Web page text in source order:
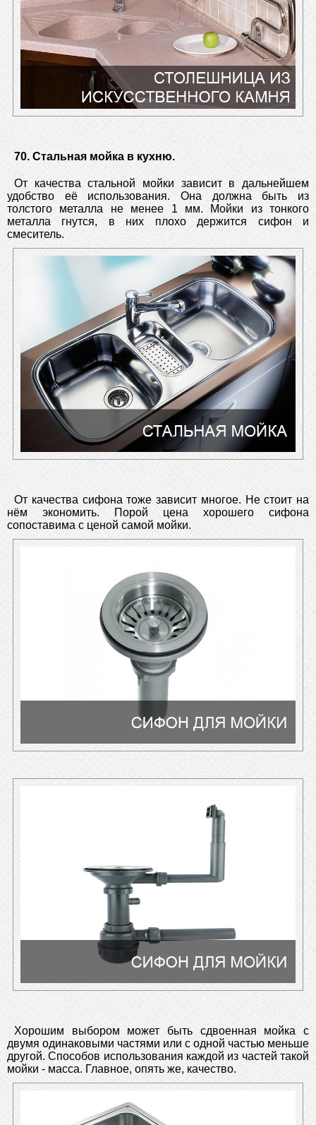
70. Стальная мойка в кухню.
От качества стальной мойки зависит в дальнейшем
удобство её использования. Она должна быть из
толстого металла не менее 1 мм. Мойки из тонкого
металла гнутся, в них плохо держится сифон и
смеситель.
От качества сифона тоже зависит многое. Не стоит на
нём экономить. Порой цена хорошего сифона
сопоставима с ценой самой мойки.
Хорошим выбором может быть сдвоенная мойка с
двумя одинаковыми частями или с одной частью меньше
другой. Способов использования каждой из частей такой
мойки - масса. Главное, опять же, качество.